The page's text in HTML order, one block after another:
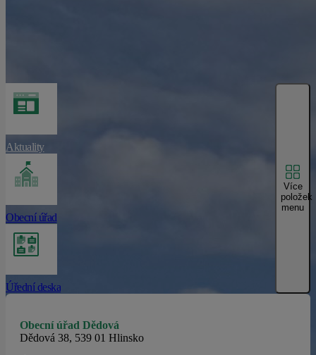
Aktuality
Obecní úřad
Úřední deska
Více
položek
menu
Obecní úřad Dědová
Dědová 38, 539 01 Hlinsko